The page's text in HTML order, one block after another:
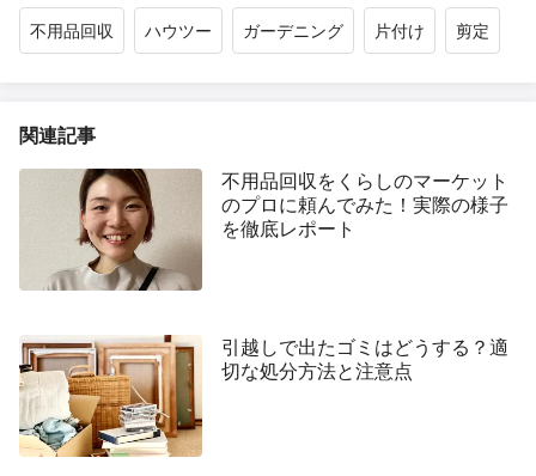
不用品回収 ハウツー ガーデニング 片付け 剪定
関連記事
不用品回収をくらしのマーケット
のプロに頼んでみた！実際の様子
を徹底レポート
引越しで出たゴミはどうする？適
切な処分方法と注意点